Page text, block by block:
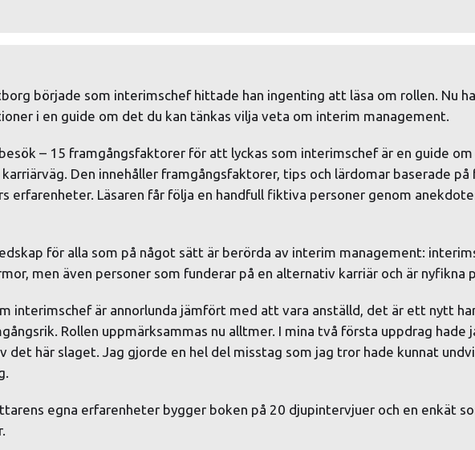
började som interimschef hittade han ingenting att läsa om rollen. Nu
i en guide om det du kan tänkas vilja veta om interim management.
– 15 framgångsfaktorer för att lyckas som interimschef är en guide
Den innehåller framgångsfaktorer, tips och lärdomar baserade
erfarenheter. Läsaren får följa en handfull fiktiva personer genom
för alla som på något sätt är berörda av interim management:
men även personer som funderar på en alternativ karriär och är nyfikna
interimschef är annorlunda jämfört med att vara anställd, det är ett nytt
Rollen uppmärksammas nu alltmer. I mina två första uppdrag
det här slaget. Jag gjorde en hel del misstag som jag tror hade kunnat
egna erfarenheter bygger boken på 20 djupintervjuer och en enkät